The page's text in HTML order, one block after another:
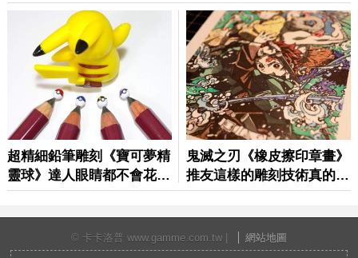
© 卡卡洛普 www.gamme.com.tw | 網站地圖